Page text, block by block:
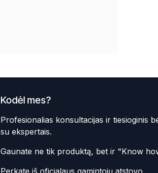
Kodėl mes?
Profesionalias konsultacijas ir tiesioginis
su ekspertais.
Gaunate ne tik produktą, bet ir "Know